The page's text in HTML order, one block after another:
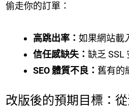
偷走你的訂單：
高跳出率：如果網站載
信任感缺失：缺乏 SSL
SEO 體質不良： 舊有的
改版後的預期目標：